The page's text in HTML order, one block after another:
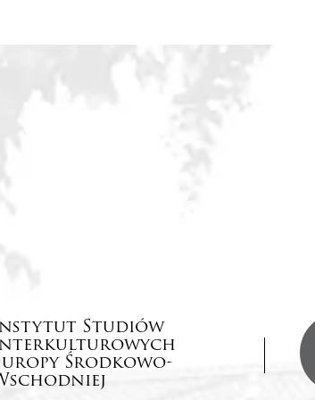
Studiów
Środkowo-